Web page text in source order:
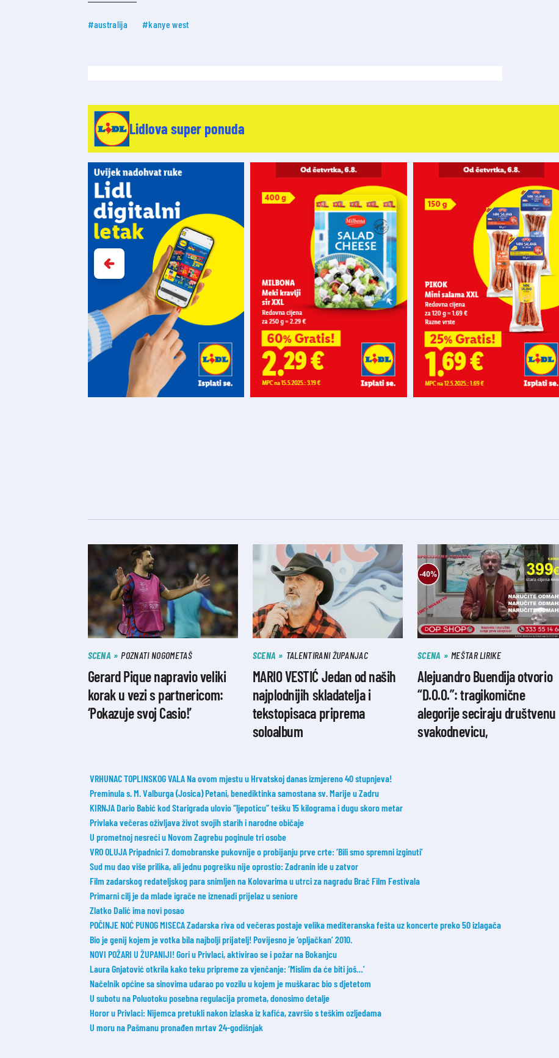
#australija #kanye west
Lidlova super ponuda
SCENA POZNATI NOGOMETAŠ
Gerard Pique napravio veliki
korak u vezi s partnericom:
‘Pokazuje svoj Casio!’
SCENA TALENTIRANI ŽUPANJAC
MARIO VESTIĆ Jedan od naših
najplodnijih skladatelja i
tekstopisaca priprema
soloalbum
SCENA MEŠTAR LIRIKE
Alejuandro Buendija otvorio
“D.O.O.”: tragikomične
alegorije seciraju društvenu
svakodnevicu,
VRHUNAC TOPLINSKOG VALA Na ovom mjestu u Hrvatskoj danas izmjereno 40 stupnjeva!
Preminula s. M. Valburga (Josica) Petani, benediktinka samostana sv. Marije u Zadru
KIRNJA Dario Babić kod Starigrada ulovio “ljepoticu” tešku 15 kilograma i dugu skoro metar
Privlaka večeras oživljava život svojih starih i narodne običaje
U prometnoj nesreći u Novom Zagrebu poginule tri osobe
VRO OLUJA Pripadnici 7. domobranske pukovnije o probijanju prve crte: ‘Bili smo spremni izginuti’
Sud mu dao više prilika, ali jednu pogrešku nije oprostio: Zadranin ide u zatvor
Film zadarskog redateljskog para snimljen na Kolovarima u utrci za nagradu Brač Film Festivala
Primarni cilj je da mlade igrače ne iznenadi prijelaz u seniore
Zlatko Dalić ima novi posao
POČINJE NOĆ PUNOG MISECA Zadarska riva od večeras postaje velika mediteranska fešta uz koncerte preko 50 izlagača
Bio je genij kojem je votka bila najbolji prijatelj! Povijesno je ‘opljačkan’ 2010.
NOVI POŽARI U ŽUPANIJI! Gori u Privlaci, aktivirao se i požar na Bokanjcu
Laura Gnjatović otkrila kako teku pripreme za vjenčanje: ‘Mislim da će biti još…’
Načelnik općine sa sinovima udarao po vozilu u kojem je muškarac bio s djetetom
U subotu na Poluotoku posebna regulacija prometa, donosimo detalje
Horor u Privlaci: Nijemca pretukli nakon izlaska iz kafića, završio s teškim ozljedama
U moru na Pašmanu pronađen mrtav 24-godišnjak